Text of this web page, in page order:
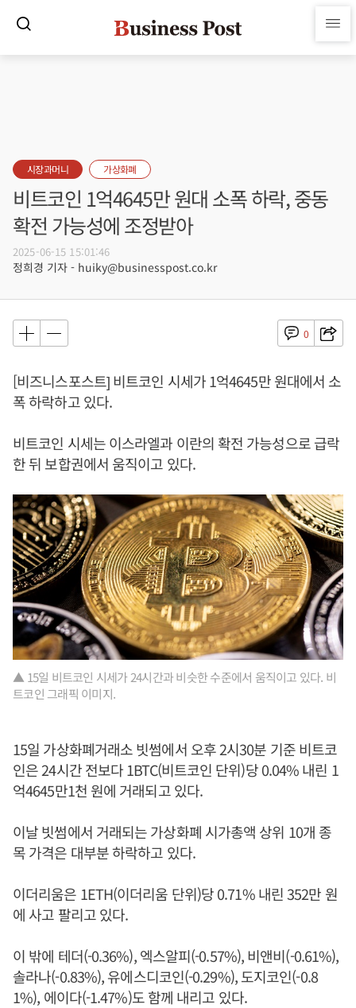
시장과머니 가상화폐
비트코인 1억4645만 원대 소폭 하락, 중동
확전 가능성에 조정받아
2025-06-15 15:01:46
정희경 기자 - huiky@businesspost.co.kr
0
[비즈니스포스트] 비트코인 시세가 1억4645만 원대에서 소
폭 하락하고 있다.
비트코인 시세는 이스라엘과 이란의 확전 가능성으로 급락
한 뒤 보합권에서 움직이고 있다.
▲ 15일 비트코인 시세가 24시간과 비슷한 수준에서 움직이고 있다. 비
트코인 그래픽 이미지.
15일 가상화폐거래소 빗썸에서 오후 2시30분 기준 비트코
인은 24시간 전보다 1BTC(비트코인 단위)당 0.04% 내린 1
억4645만1천 원에 거래되고 있다.
이날 빗썸에서 거래되는 가상화폐 시가총액 상위 10개 종
목 가격은 대부분 하락하고 있다.
이더리움은 1ETH(이더리움 단위)당 0.71% 내린 352만 원
에 사고 팔리고 있다.
이 밖에 테더(-0.36%), 엑스알피(-0.57%), 비앤비(-0.61%),
솔라나(-0.83%), 유에스디코인(-0.29%), 도지코인(-0.8
1%), 에이다(-1.47%)도 함께 내리고 있다.